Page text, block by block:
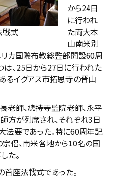
戦式
から24日
に行われ
た両大本
山南米別
カ国際布教総監部開設60周
は、25日から27日に行われた
るイグアス市拓恩寺の晋山
老師、總持寺監院老師、永平
方が列席され、それぞれ3日
法要であった。特に60周年記
侶、南米各地から10名の国
た。
首座法戦式であった。